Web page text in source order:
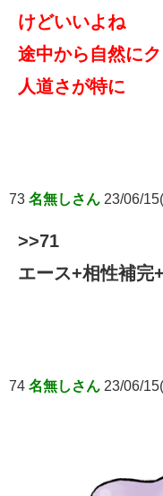
けどいいよね
途中から自然に
人道さが特に
73 名無しさん 23/06/
>>71
エース+相性補
74 名無しさん 23/06/